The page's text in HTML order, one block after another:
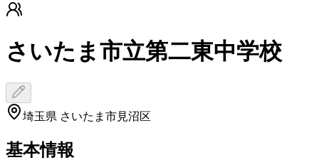
さいたま市立第二東中学校
埼玉県 さいたま市見沼区
基本情報